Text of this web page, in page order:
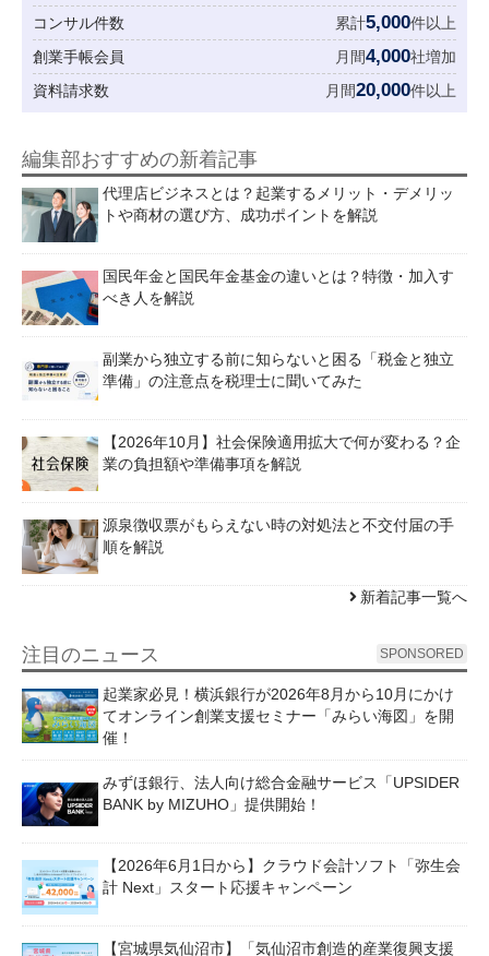
コンサル件数
累計5,000件以上
創業手帳会員
月間4,000社増加
資料請求数
月間20,000件以上
編集部おすすめの新着記事
代理店ビジネスとは？起業するメリット・デメリッ
トや商材の選び方、成功ポイントを解説
国民年金と国民年金基金の違いとは？特徴・加入す
べき人を解説
副業から独立する前に知らないと困る「税金と独立
準備」の注意点を税理士に聞いてみた
【2026年10月】社会保険適用拡大で何が変わる？企
業の負担額や準備事項を解説
源泉徴収票がもらえない時の対処法と不交付届の手
順を解説
新着記事一覧へ
注目のニュース SPONSORED
起業家必見！横浜銀行が2026年8月から10月にかけ
てオンライン創業支援セミナー「みらい海図」を開
催！
みずほ銀行、法人向け総合金融サービス「UPSIDER
BANK by MIZUHO」提供開始！
【2026年6月1日から】クラウド会計ソフト「弥生会
計 Next」スタート応援キャンペーン
【宮城県気仙沼市】「気仙沼市創造的産業復興支援